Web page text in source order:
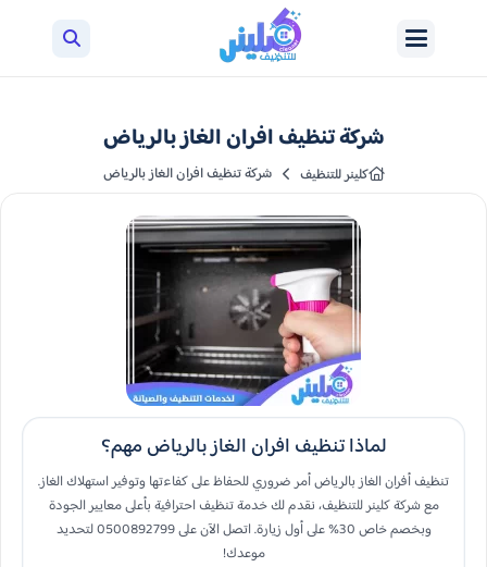
شركة تنظيف افران الغاز بالرياض
كلينر للتنظيف شركة تنظيف افران الغاز بالرياض
لماذا تنظيف افران الغاز بالرياض مهم؟
تنظيف أفران الغاز بالرياض أمر ضروري للحفاظ على كفاءتها وتوفير استهلاك الغاز.
مع شركة كلينر للتنظيف، نقدم لك خدمة تنظيف احترافية بأعلى معايير الجودة
وبخصم خاص 30% على أول زيارة. اتصل الآن على 0500892799 لتحديد
موعدك!